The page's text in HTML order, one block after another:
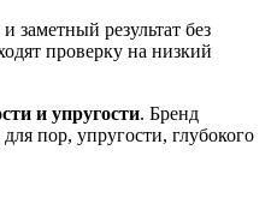
результат без
проверку на низкий
и упругости. Бренд
пор, упругости, глубокого